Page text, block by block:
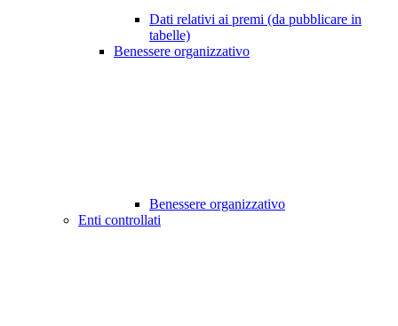
Dati relativi ai premi (da pubblicare in
tabelle)
Benessere organizzativo
Benessere organizzativo
Enti controllati